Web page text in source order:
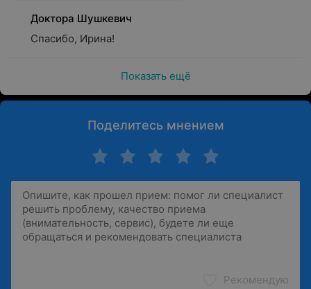
Доктора Шушкевич
Спасибо, Ирина!
Показать ещё
Поделитесь мнением
Рекомендую